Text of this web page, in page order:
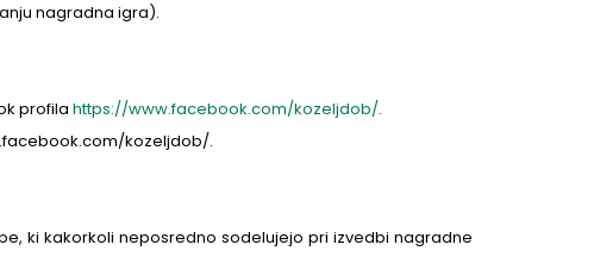
nagradna igra).
profila https://www.facebook.com/kozeljdob/.
kozeljdob/.
ki kakorkoli neposredno sodelujejo pri izvedbi nagradne